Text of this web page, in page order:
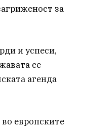
за
и успеси,
се
агенда
европските